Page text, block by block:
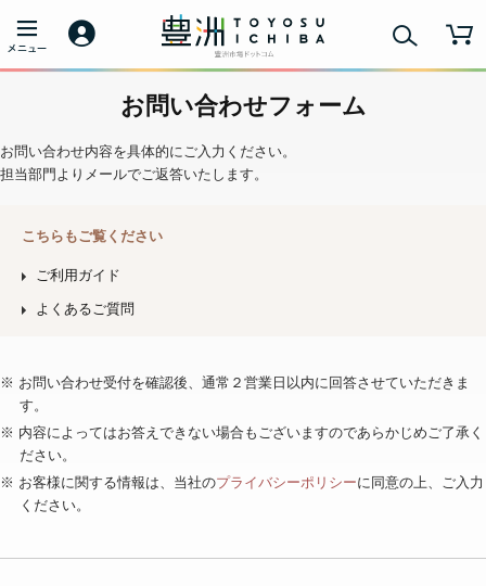
お問い合わせフォーム
お問い合わせ内容を具体的にご入力ください。
担当部門よりメールでご返答いたします。
こちらもご覧ください
ご利用ガイド
よくあるご質問
※ お問い合わせ受付を確認後、通常２営業日以内に回答させていただきま
す。
※ 内容によってはお答えできない場合もございますのであらかじめご了承く
ださい。
※ お客様に関する情報は、当社のプライバシーポリシーに同意の上、ご入力
ください。